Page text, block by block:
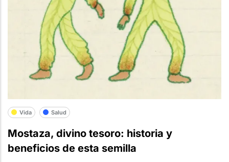
Vida Salud
Mostaza, divino tesoro: historia y
beneficios de esta semilla